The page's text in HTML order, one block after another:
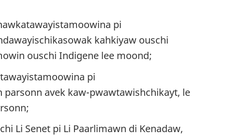
pi
kahkiyaw ouschi
ouschi Indigene lee moond;
pi
parsonn avek kaw-pwawtawishchikayt, le
;
Li Senet pi Li Paarlimawn di Kenadaw,